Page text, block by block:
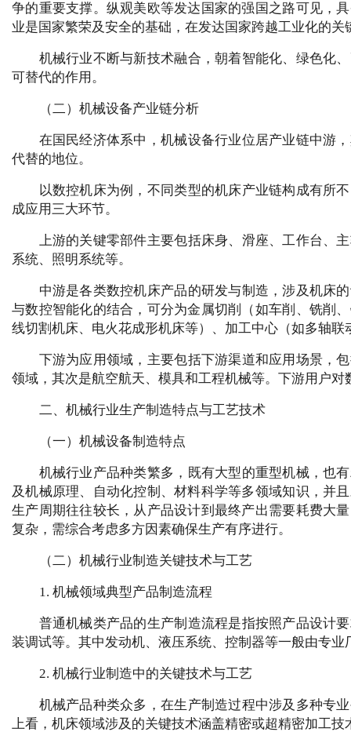
争的重要支撑。纵观美欧等发达国家的强国之路可见，
业是国家繁荣及安全的基础，在发达国家跨越工业化的
机械行业不断与新技术融合，朝着智能化、绿色化
可替代的作用。
（二）机械设备产业链分析
在国民经济体系中，机械设备行业位居产业链中游
代替的地位。
以数控机床为例，不同类型的机床产业链构成有所
成应用三大环节。
上游的关键零部件主要包括床身、滑座、工作台、
系统、照明系统等。
中游是各类数控机床产品的研发与制造，涉及机床
与数控智能化的结合，可分为金属切削（如车削、铣削
线切割机床、电火花成形机床等）、加工中心（如多轴
下游为应用领域，主要包括下游渠道和应用场景，
领域，其次是航空航天、模具和工程机械等。下游用户
二、机械行业生产制造特点与工艺技术
（一）机械设备制造特点
机械行业产品种类繁多，既有大型的重型机械，也
及机械原理、自动化控制、材料科学等多领域知识，并
生产周期往往较长，从产品设计到最终产出需要耗费大
复杂，需综合考虑多方因素确保生产有序进行。
（二）机械行业制造关键技术与工艺
1. 机械领域典型产品制造流程
普通机械类产品的生产制造流程是指按照产品设计
装调试等。其中发动机、液压系统、控制器等一般由专
2. 机械行业制造中的关键技术与工艺
机械产品种类众多，在生产制造过程中涉及多种专
上看，机床领域涉及的关键技术涵盖精密或超精密加工